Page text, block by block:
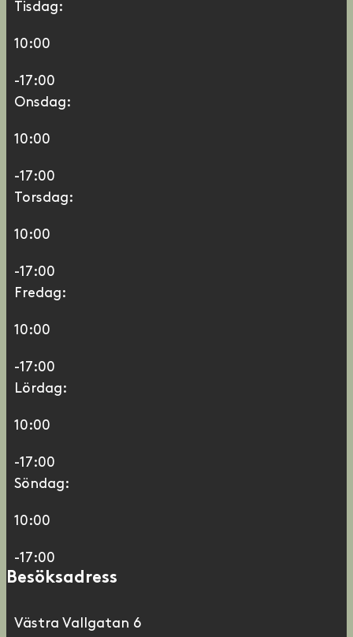
Tisdag:
10:00
-17:00
Onsdag:
10:00
-17:00
Torsdag:
10:00
-17:00
Fredag:
10:00
-17:00
Lördag:
10:00
-17:00
Söndag:
10:00
-17:00
Besöksadress
Västra Vallgatan 6